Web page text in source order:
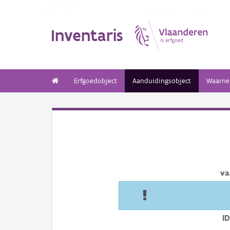
Inventaris
Erfgoedobject Aanduidingsobject
ID